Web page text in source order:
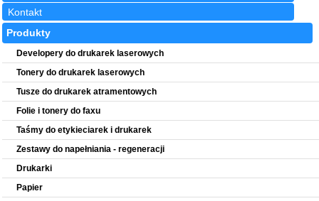
Kontakt
Produkty
Developery do drukarek laserowych
Tonery do drukarek laserowych
Tusze do drukarek atramentowych
Folie i tonery do faxu
Taśmy do etykieciarek i drukarek
Zestawy do napełniania - regeneracji
Drukarki
Papier